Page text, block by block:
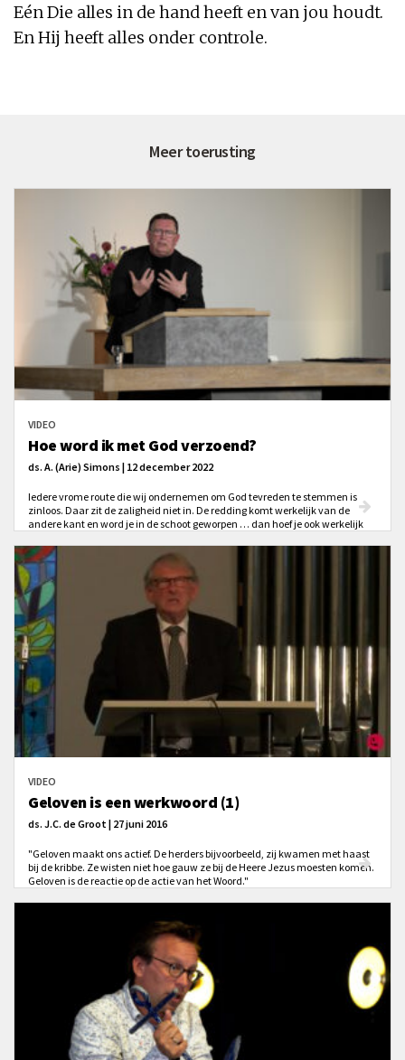
Eén Die allesin de hand heeft en van jou houdt.
En Hij heeft alles onder controle.
Meer toerusting
VIDEO
Hoe word ik met God verzoend?
ds. A. (Arie) Simons | 12 december 2022
Iedere vrome route die wij ondernemen om God tevreden te stemmen is
zinloos. Daar zit de zaligheid niet in. De redding komt werkelijk van de
andere kant en word je in de schoot geworpen … dan hoef je ook werkelijk
VIDEO
Geloven is een werkwoord (1)
ds. J.C. de Groot | 27 juni 2016
"Geloven maakt ons actief. De herders bijvoorbeeld, zij kwamen met haast
bij de kribbe. Ze wisten niet hoe gauw ze bij de Heere Jezus moesten komen.
Geloven is de reactie op de actie van het Woord."